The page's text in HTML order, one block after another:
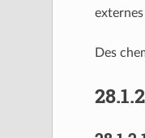
Des